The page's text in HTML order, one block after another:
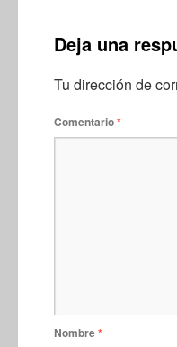
Deja una
Tu dirección de
Comentario*
Nombre*